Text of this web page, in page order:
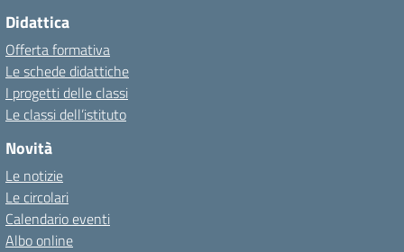
Didattica
Offerta formativa
Le schede didattiche
I progetti delle classi
Le classi dell’istituto
Novità
Le notizie
Le circolari
Calendario eventi
Albo online